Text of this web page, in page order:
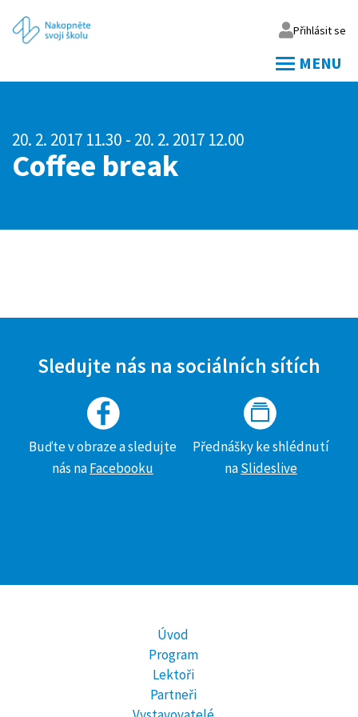
Přihlásit se
Vaše heslo
MENU
20. 2. 2017 11.30 - 20. 2. 2017 12.00
Coffee break
Sledujte nás na sociálních sítích
Buďte v obraze a sledujte
nás naFacebooku
Přednášky ke shlédnutí
naSlideslive
Úvod
Program
Lektoři
Partneři